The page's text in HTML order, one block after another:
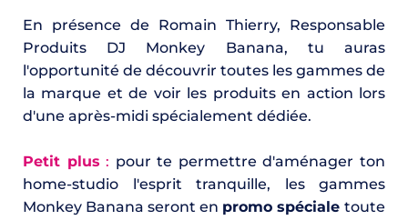
En présence de Romain Thierry, Responsable
Produits DJ Monkey Banana, tu auras
l'opportunité de découvrir toutes les gammes de
la marque et de voir les produits en action lors
d'une après-midi spécialement dédiée.
Petit plus : pour te permettre d'aménager ton
home-studio l'esprit tranquille, les gammes
Monkey Banana seront en promo spéciale toute